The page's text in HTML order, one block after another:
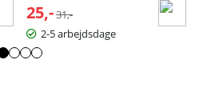
25,- Normalpris:
31,-
2-5 arbejdsdage